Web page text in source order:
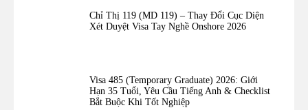
Chỉ Thị 119 (MD 119) – Thay Đổi Cục Diện
Xét Duyệt Visa Tay Nghề Onshore 2026
Visa 485 (Temporary Graduate) 2026: Giới
Hạn 35 Tuổi, Yêu Cầu Tiếng Anh & Checklist
Bắt Buộc Khi Tốt Nghiệp